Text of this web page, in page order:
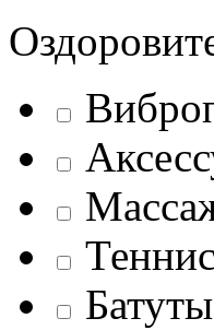
Батуты